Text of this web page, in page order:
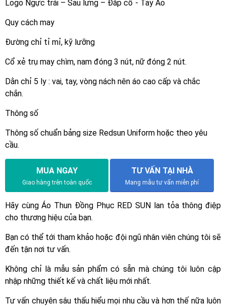
Logo Ngực trái – Sau lưng – Đắp cổ - Tay Áo
Quy cách may
Đường chỉ tỉ mỉ, kỹ lưỡng
Cổ xẻ trụ may chìm, nam đóng 3 nút, nữ đóng 2 nút.
Dằn chỉ 5 ly : vai, tay, vòng nách nên áo cao cấp và chắc
chắn.
Thông số
Thông số chuẩn bảng size Redsun Uniform hoặc theo yêu
cầu.
MUA NGAY
Giao hàng trên toàn quốc
TƯ VẤN TẠI NHÀ
Mang mẫu tư vấn miễn phí
Hãy cùng Áo Thun Đồng Phục RED SUN lan tỏa thông điệp
cho thương hiệu của bạn.
Bạn có thể tới tham khảo hoặc đội ngũ nhân viên chúng tôi sẽ
đến tận nơi tư vấn.
Không chỉ là mẫu sản phẩm có sẵn mà chúng tôi luôn cập
nhập những thiết kế và chất liệu mới nhất.
Tư vấn chuyên sâu thấu hiểu mọi nhu cầu và hơn thế nữa luôn